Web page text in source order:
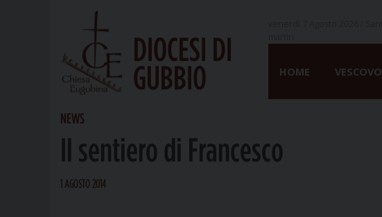
DIOCESI DI
GUBBIO
HOME VESCOVO
NEWS
Il sentiero di Francesco
1 AGOSTO 2014